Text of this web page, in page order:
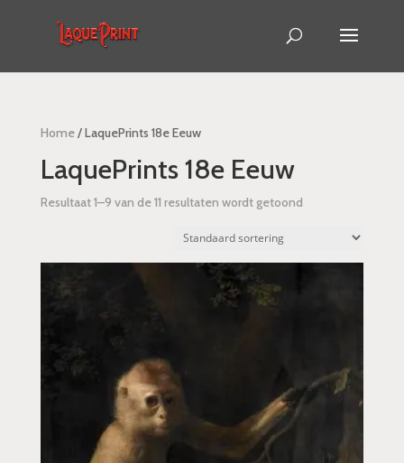
Home/ LaquePrints 18e Eeuw
LaquePrints 18e Eeuw
Resultaat 1–9 van de 11 resultaten wordt getoond